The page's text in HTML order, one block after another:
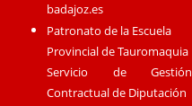
badajoz.es
Patronato de la Escuela
Provincial de Tauromaquia
Servicio de Gestión
Contractual de Diputación